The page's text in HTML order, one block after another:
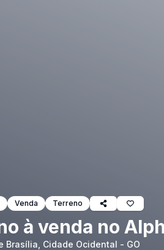
Venda Terreno
à venda no
Brasília, Cidade Ocidental - GO